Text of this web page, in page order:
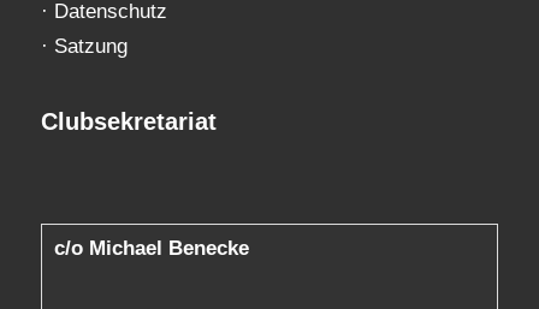
· Datenschutz
· Satzung
Clubsekretariat
c/o Michael Benecke